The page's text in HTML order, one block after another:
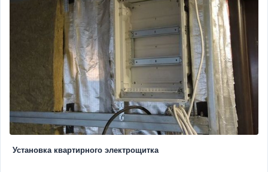
Установка квартирного электрощитка